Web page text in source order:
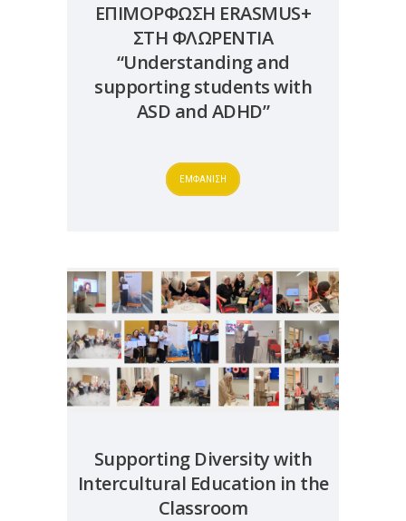
ΕΠΙΜΟΡΦΩΣΗ ERASMUS+
ΣΤΗ ΦΛΩΡΕΝΤΙΑ
“Understanding and
supporting students with
ASD and ADHD”
ΕΜΦΑΝΙΣΗ
Supporting Diversity with
Intercultural Education in the
Classroom